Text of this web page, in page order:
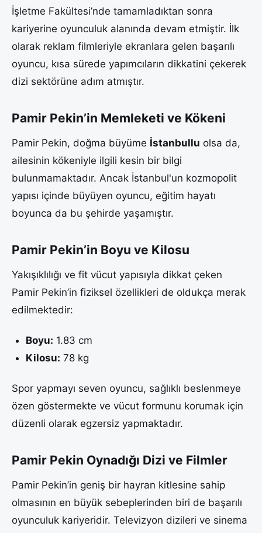
İşletme Fakültesi’nde tamamladıktan sonra
kariyerine oyunculuk alanında devam etmiştir. İlk
olarak reklam filmleriyle ekranlara gelen başarılı
oyuncu, kısa sürede yapımcıların dikkatini çekerek
dizi sektörüne adım atmıştır.
Pamir Pekin’in Memleketi ve Kökeni
Pamir Pekin, doğma büyüme İstanbullu olsa da,
ailesinin kökeniyle ilgili kesin bir bilgi
bulunmamaktadır. Ancak İstanbul'un kozmopolit
yapısı içinde büyüyen oyuncu, eğitim hayatı
boyunca da bu şehirde yaşamıştır.
Pamir Pekin’in Boyu ve Kilosu
Yakışıklılığı ve fit vücut yapısıyla dikkat çeken
Pamir Pekin’in fiziksel özellikleri de oldukça merak
edilmektedir:
Boyu: 1.83 cm
Kilosu: 78 kg
Spor yapmayı seven oyuncu, sağlıklı beslenmeye
özen göstermekte ve vücut formunu korumak için
düzenli olarak egzersiz yapmaktadır.
Pamir Pekin Oynadığı Dizi ve Filmler
Pamir Pekin’in geniş bir hayran kitlesine sahip
olmasının en büyük sebeplerinden biri de başarılı
oyunculuk kariyeridir. Televizyon dizileri ve sinema